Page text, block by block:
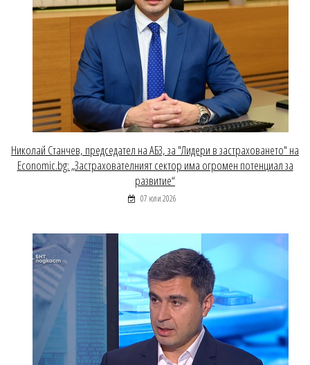
Николай Станчев, председател на АБЗ, за "Лидери в застраховането" на
Economic.bg: „Застрахователният сектор има огромен потенциал за
развитие“
07 юли 2026